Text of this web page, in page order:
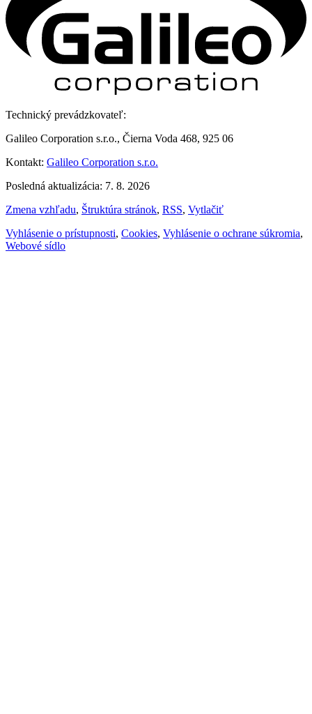
Technický prevádzkovateľ:
Galileo Corporation s.r.o., Čierna Voda 468, 925 06
Kontakt: Galileo Corporation s.r.o.
Posledná aktualizácia: 7. 8. 2026
Zmena vzhľadu, Štruktúra stránok, RSS, Vytlačiť
Vyhlásenie o prístupnosti, Cookies, Vyhlásenie o ochrane súkromia,
Webové sídlo